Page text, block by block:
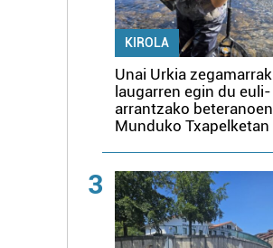
KIROLA
Unai Urkia zegamarrak
laugarren egin du euli-
arrantzako beteranoen
Munduko Txapelketan
3